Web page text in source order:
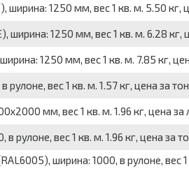
1250 мм, вес 1 кв. м. 5.50 кг,
1250 мм, вес 1 кв. м. 6.28 кг,
1250 мм, вес 1 кв. м. 7.85 кг,
вес 1 кв. м. 1.57 кг, цена за
мм, вес 1 кв. м. 1.96 кг, цена за
вес 1 кв. м. 1.96 кг, цена за
ширина: 1000, в рулоне, вес 1